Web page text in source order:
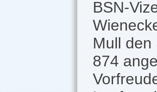
BSN-
Mull den
874